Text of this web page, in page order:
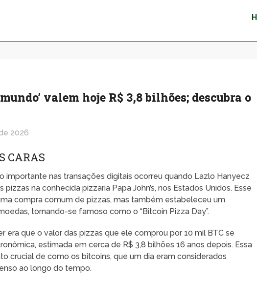
valem hoje R$ 3,8 bilhões; descubra o
2026
CARAS
importante nas transações digitais ocorreu quando Lazlo Hanyecz
na conhecida pizzaria Papa John’s, nos Estados Unidos. Esse
compra comum de pizzas, mas também estabeleceu um
tornando-se famoso como o “Bitcoin Pizza Day”.
era que o valor das pizzas que ele comprou por 10 mil BTC se
estimada em cerca de R$ 3,8 bilhões 16 anos depois. Essa
crucial de como os bitcoins, que um dia eram considerados
ao longo do tempo.